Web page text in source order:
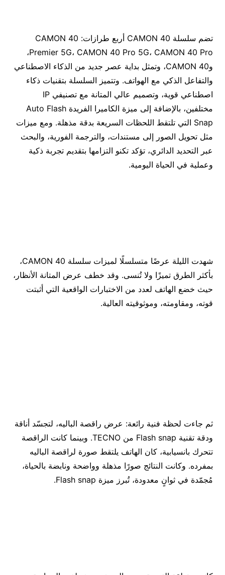
تضم سلسلة CAMON 40 أربع طرازات: CAMON 40
Premier 5G، CAMON 40 Pro 5G، CAMON 40 Pro،
وCAMON 40، وتمثل بداية عصر جديد من الذكاء الاصطناعي
والتفاعل الذكي مع الهواتف. وتتميز السلسلة بتقنيات ذكاء
اصطناعي قوية، وتصميم عالي المتانة مع تصنيفي IP
مختلفين، بالإضافة إلى ميزة الكاميرا الفريدة Auto Flash
Snap التي تلتقط اللحظات السريعة بدقة مذهلة. ومع ميزات
مثل تحويل الصور إلى مستندات، والترجمة الفورية، والبحث
عبر التحديد الدائري، تؤكد تكنو التزامها بتقديم تجربة ذكية
وعملية في الحياة اليومية.
شهدت الليلة عرضًا متسلسلًا لميزات سلسلة CAMON 40،
بأكثر الطرق تميزًا ولا تُنسى. وقد خطف عرض المتانة الأنظار،
حيث خضع الهاتف لعدد من الاختبارات الواقعية التي أثبتت
قوته، ومقاومته، وموثوقيته العالية.
ثم جاءت لحظة فنية رائعة: عرض راقصة الباليه، لتجسّد أناقة
ودقة تقنية Flash snap من TECNO. وبينما كانت الراقصة
تتحرك بانسيابية، كان الهاتف يلتقط صورة لراقصة الباليه
بمفرده. وكانت النتائج صورًا مذهلة وواضحة ونابضة بالحياة،
مُجمّدة في ثوانٍ معدودة، تُبرز ميزة Flash snap.